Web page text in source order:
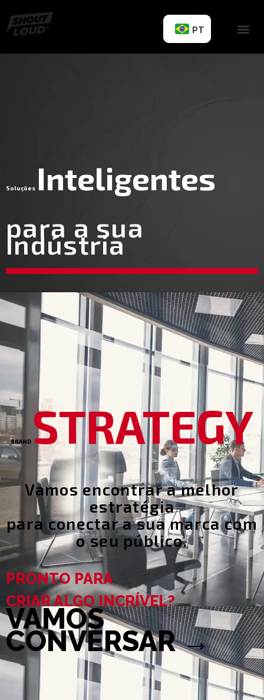
PT
Soluções Inteligentes
para a sua
indústria
BRAND STRATEGY
Vamos encontrar a melhor
estratégia
para conectar a sua marca com
o seu público.
PRONTO PARA
CRIAR ALGO INCRÍVEL? ​
VAMOS
CONVERSAR →